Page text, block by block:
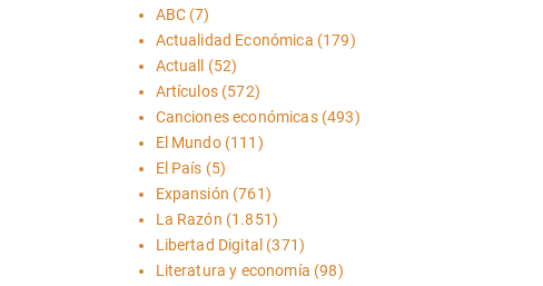
ABC(7)
Actualidad Económica (179)
Actuall
(52)
Artículos(572)
Canciones económicas(493)
El Mundo(111)
El País (5)
Expansión (761)
La Razón (1.851)
Libertad Digital (371)
Literatura y economía (98)